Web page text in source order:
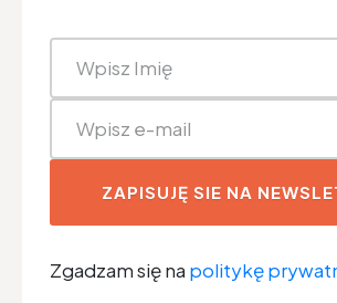
ZAPISUJĘ SIE NA
Zgadzam się na politykę